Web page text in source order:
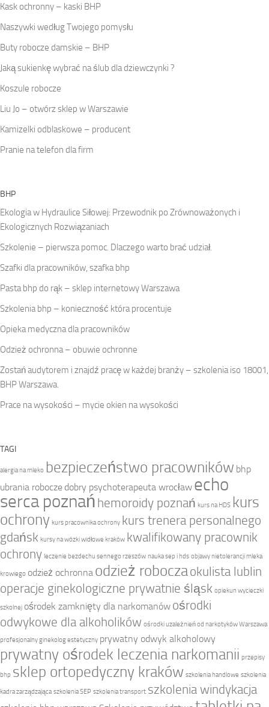
Kask ochronny – kaski BHP
Naszywki według Twojego pomysłu
Buty robocze damskie – BHP
Jaką sukienkę wybrać na ślub dla dziewczynki ?
Koszule robocze
Liu Jo – otwórz sklep w Warszawie
Kamizelki odblaskowe – producent
Pranie na telefon dla firm
BHP
Ekologia w Hydraulice Siłowej: Przewodnik po Zrównoważonych i
Ekologicznych Rozwiązaniach
Szkolenie – pierwsza pomoc. Dlaczego warto brać udział.
Szafki dla pracowników, szafka bhp
Pasta bhp do rąk – sklep internetowy Warszawa
Szkolenia bhp – konieczność która procentuje
Opieka medyczna dla pracowników
Odzież ochronna – obuwie ochronne
Zostań audytorem i znajdź pracę w każdej branży – szkolenia iso 18001,
BHP Warszawa.
Prace na wysokości – mycie okien na wysokości
TAGI
alergia na mleko bezpieczeństwo pracowników bhp
ubrania robocze dobry psychoterapeuta wrocław echo
serca poznań hemoroidy poznań kurs na HDS kurs
ochrony kurs pracownika ochrony kurs trenera personalnego
gdańsk kursy na wózki widłowe kraków kwalifikowany pracownik
ochrony leczenie bezdechu sennego rzeszów nauka sep i hds objawy nietolerancji mleka
krowiego odzież ochronna odzież robocza okulista lublin
operacje ginekologiczne prywatnie śląsk opiekun wycieczki
szkolnej ośrodek zamknięty dla narkomanów ośrodki
odwykowe dla alkoholików ośrodki uzależnień od narkotyków Warszawa
profesjonalny ginekolog estetyczny prywatny odwyk alkoholowy
prywatny ośrodek leczenia narkomanii przepisy
bhp sklep ortopedyczny kraków szkolenia handlowe szkolenia
kadra zarządzająca szkolenia SEP szkolenia transport szkolenia windykacja